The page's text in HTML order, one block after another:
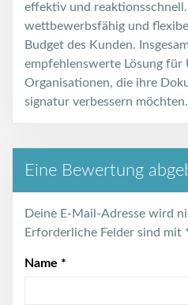
effektiv und reaktionsschnell.
wettbewerbsfähig und
Budget des Kunden.
empfehlenswerte Lösung für
Organisationen, die ihre
signatur verbessern möchten.
Eine Bewertung
Deine E-Mail-Adresse wird
Erforderliche Felder sind mit
Name *